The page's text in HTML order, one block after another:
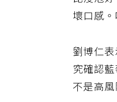
比浸泡
壞口感
劉博仁
究確認
不是高